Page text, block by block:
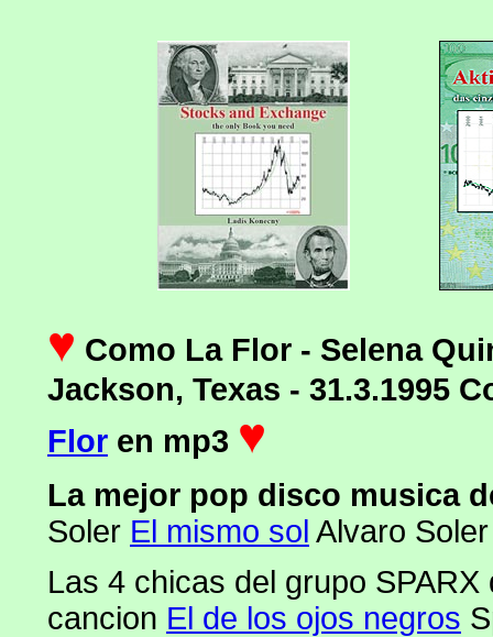
♥ Como La Flor - Selena
Jackson, Texas - 31.3.1995
Flor en mp3 ♥
La mejor pop disco musica
Soler El mismo sol Alvaro Soler
Las 4 chicas del grupo
cancion El de los ojos negros